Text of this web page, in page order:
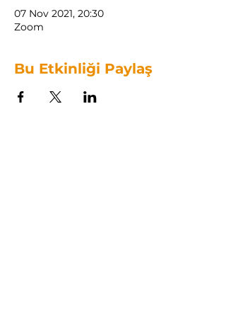
07 Nov 2021, 20:30
Zoom
Bu Etkinliği Paylaş